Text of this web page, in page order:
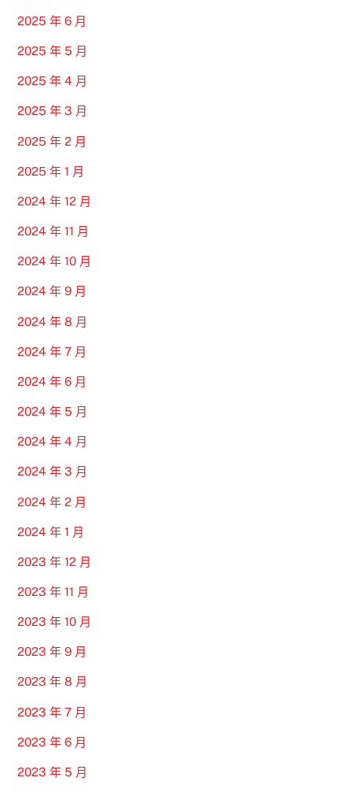
2025 年 6 月
2025 年 5 月
2025 年 4 月
2025 年 3 月
2025 年 2 月
2025 年 1 月
2024 年 12 月
2024 年 11 月
2024 年 10 月
2024 年 9 月
2024 年 8 月
2024 年 7 月
2024 年 6 月
2024 年 5 月
2024 年 4 月
2024 年 3 月
2024 年 2 月
2024 年 1 月
2023 年 12 月
2023 年 11 月
2023 年 10 月
2023 年 9 月
2023 年 8 月
2023 年 7 月
2023 年 6 月
2023 年 5 月